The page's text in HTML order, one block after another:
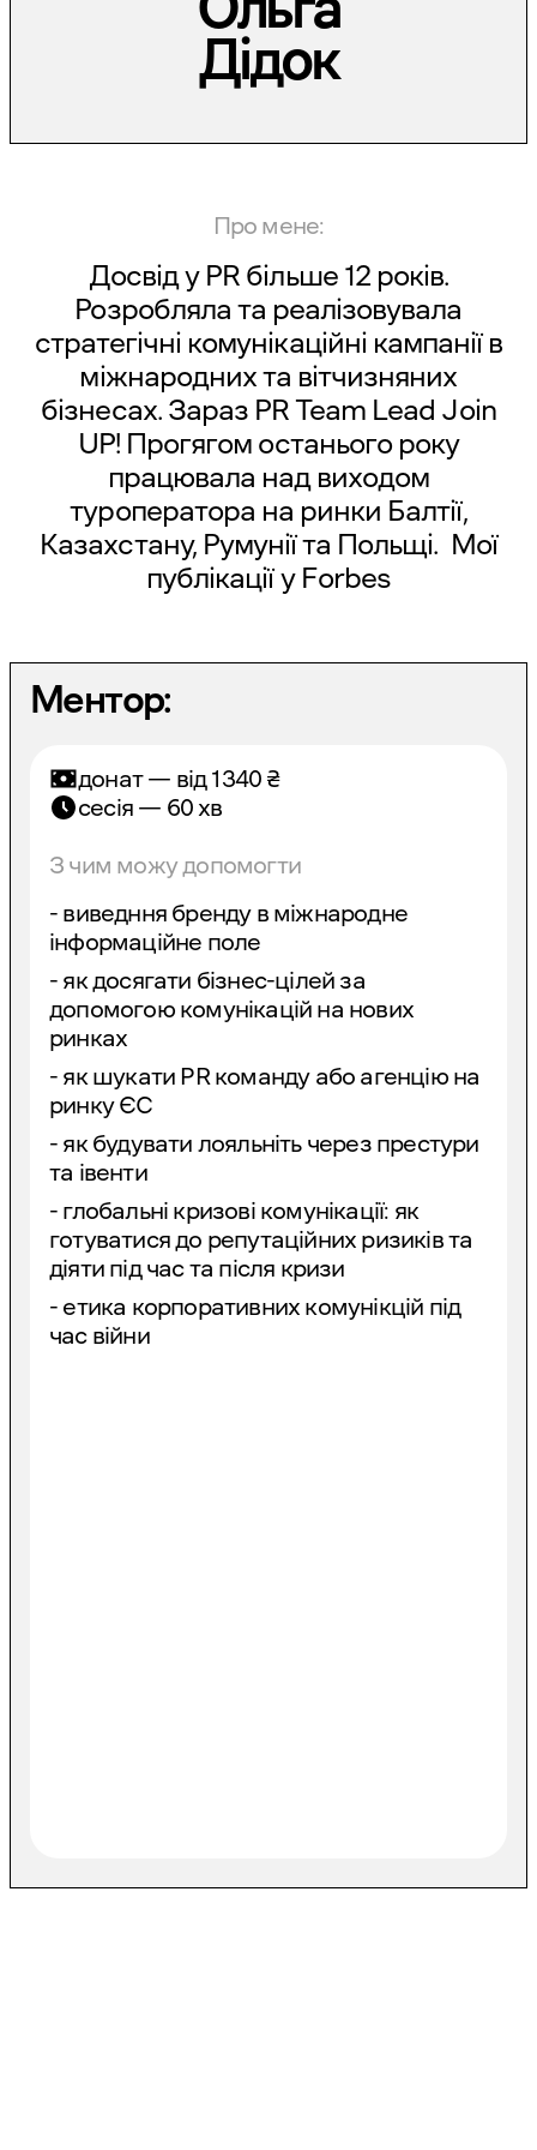
Дідок
Про мене:
Досвід у PR більше 12 років.
Розробляла та реалізовувала
стратегічні комунікаційні кампанії в
міжнародних та вітчизняних
бізнесах. Зараз PR Team Lead Join
UP! Прогягом останього року
працювала над виходом
туроператора на ринки Балтії,
Казахстану, Румунії та Польщі. Мої
публікації у Forbes
Ментор:
донат — від 1340 ₴
сесія — 60 хв
З чим можу допомогти
- виведння бренду в міжнародне
інформаційне поле
- як досягати бізнес-цілей за
допомогою комунікацій на нових
ринках
- як шукати PR команду або агенцію на
ринку ЄС
- як будувати лояльніть через престури
та івенти
- глобальні кризові комунікації: як
готуватися до репутаційних ризиків та
діяти під час та після кризи
- етика корпоративних комунікцій під
час війни